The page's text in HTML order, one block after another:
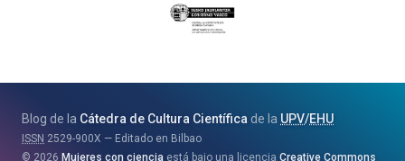
Eusko
Jaurlaritza
eta
Berrikuntza
Blog de la Cátedra de Cultura Científicade la UPV/EHU
ISSN 2529-900X
Editado en Bilbao
2026 Mujeres con ciencia está bajo una licencia Creative Commons